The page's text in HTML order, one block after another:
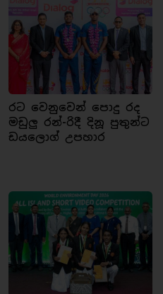
රට වෙනුවෙන් පොදු රද
මඩුලු රන්-රිදී දිනූ පුතුන්ට
ඩයලොග් උපහාර